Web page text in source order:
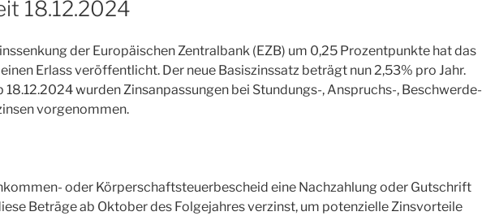
18.12.2024
der Europäischen Zentralbank (EZB) um 0,25 Prozentpunkte hat das
Erlass veröffentlicht. Der neue Basiszinssatz beträgt nun 2,53% pro Jahr.
wurden Zinsanpassungen bei Stundungs-, Anspruchs-, Beschwerde-
vorgenommen.
oder Körperschaftsteuerbescheid eine Nachzahlung oder Gutschrift
Beträge ab Oktober des Folgejahres verzinst, um potenzielle Zinsvorteile